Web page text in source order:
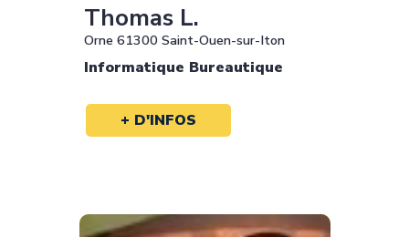
Thomas L.
Orne 61300 Saint-Ouen-sur-Iton
Informatique Bureautique
+ D'INFOS